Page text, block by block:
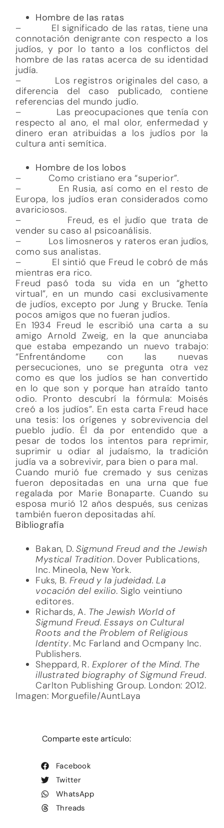
Hombre de las ratas
– El significado de las ratas, tiene una
connotación denigrante con respecto a los
judíos, y por lo tanto a los conflictos del
hombre de las ratas acerca de su identidad
judía.
– Los registros originales del caso, a
diferencia del caso publicado, contiene
referencias del mundo judío.
– Las preocupaciones que tenía con
respecto al ano, el mal olor, enfermedad y
dinero eran atribuidas a los judíos por la
cultura anti semítica.
Hombre de los lobos
– Como cristiano era “superior”.
– En Rusia, así como en el resto de
Europa, los judíos eran considerados como
avariciosos.
– Freud, es el judío que trata de
vender su caso al psicoanálisis.
– Los limosneros y rateros eran judíos,
como sus analistas.
– El sintió que Freud le cobró de más
mientras era rico.
Freud pasó toda su vida en un “ghetto
virtual”, en un mundo casi exclusivamente
de judíos, excepto por Jung y Brucke. Tenía
pocos amigos que no fueran judíos.
En 1934 Freud le escribió una carta a su
amigo Arnold Zweig, en la que anunciaba
que estaba empezando un nuevo trabajo:
“Enfrentándome con las nuevas
persecuciones, uno se pregunta otra vez
como es que los judíos se han convertido
en lo que son y porque han atraído tanto
odio. Pronto descubrí la fórmula: Moisés
creó a los judíos”. En esta carta Freud hace
una tesis: los orígenes y sobrevivencia del
pueblo judío. Él da por entendido que a
pesar de todos los intentos para reprimir,
suprimir u odiar al judaísmo, la tradición
judía va a sobrevivir, para bien o para mal.
Cuando murió fue cremado y sus cenizas
fueron depositadas en una urna que fue
regalada por Marie Bonaparte. Cuando su
esposa murió 12 años después, sus cenizas
también fueron depositadas ahí.
Bibliografía
Bakan, D.Sigmund Freud and the Jewish
Mystical Tradition. Dover Publications,
Inc. Mineola, New York.
Fuks, B. Freud y la judeidad. La
vocación del exilio. Siglo veintiuno
editores.
Richards, A. The Jewish World of
Sigmund Freud. Essays on Cultural
Roots and the Problem of Religious
Identity. Mc Farland and Ocmpany Inc.
Publishers.
Sheppard, R. Explorer of the Mind. The
illustrated biography of Sigmund Freud.
Carlton Publishing Group. London: 2012.
Imagen: Morguefile/AuntLaya
Comparte este artículo:
Facebook
Twitter
WhatsApp
Threads